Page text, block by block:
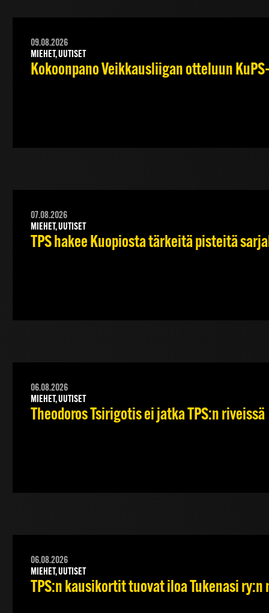
09.08.2026
MIEHET, UUTISET
Kokoonpano Veikkausliigan otteluun
07.08.2026
MIEHET, UUTISET
TPS hakee Kuopiosta tärkeitä pisteitä
06.08.2026
MIEHET, UUTISET
Theodoros Tsirigotis ei jatka TPS:n riveissä
06.08.2026
MIEHET, UUTISET
TPS:n kausikortit tuovat iloa Tukenasi